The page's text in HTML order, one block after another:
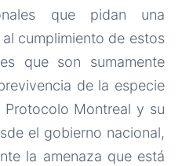
que pidan una
cumplimiento de estos
que son sumamente
de la especie
Montreal y su
el gobierno nacional,
la amenaza que está